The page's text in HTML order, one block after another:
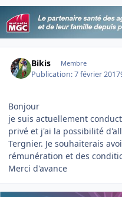
Bikis Membre
Publication:7 février 2017
Bonjour
je suis actuellement
privé et j'ai la possibilité
Tergnier. Je souhaiterais
rémunération et des
Merci d'avance